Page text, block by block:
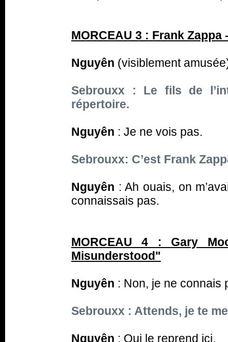
MORCEAU 3 : Frank
Nguyên (visiblement
Sebrouxx : Le fils de
répertoire.
Nguyên : Je ne vois pas.
Sebrouxx: C’est Frank
Nguyên : Ah ouais, on
connaissais pas.
MORCEAU 4 : Gary
Misunderstood"
Nguyên : Non, je ne connais
Sebrouxx : Attends, je te
Nguyên : Qui le reprend ici.